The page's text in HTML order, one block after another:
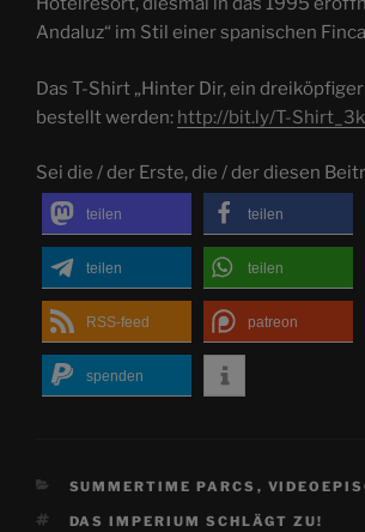
Andaluz“ im Stil einer spanischen
Das T-Shirt „Hinter Dir, ein
bestellt werden: http://bit.ly/T-
Sei die / der Erste, die / der diesen
teilen teilen
teilen teilen
RSS-feed patreon
spenden
KATEGORIEN
SUMMERTIME PARCS ,
SCHLAGWÖRTER
DAS IMPERIUM SCHLÄGT ZU!